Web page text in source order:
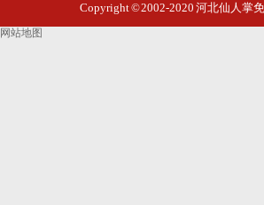
Copyright © 2002-2020 河北仙人
网站地图